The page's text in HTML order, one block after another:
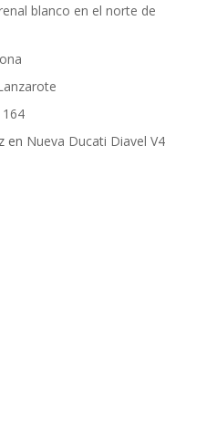
blanco en el norte de
164
en Nueva Ducati Diavel V4